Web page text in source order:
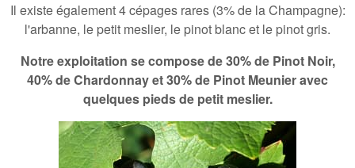
Il existe également 4 cépages rares (3% de la Champagne):
l'arbanne, le petit meslier, le pinot blanc et le pinot gris.
Notre exploitation se compose de 30% de Pinot Noir,
40% de Chardonnay et 30% de Pinot Meunier avec
quelques pieds de petit meslier.